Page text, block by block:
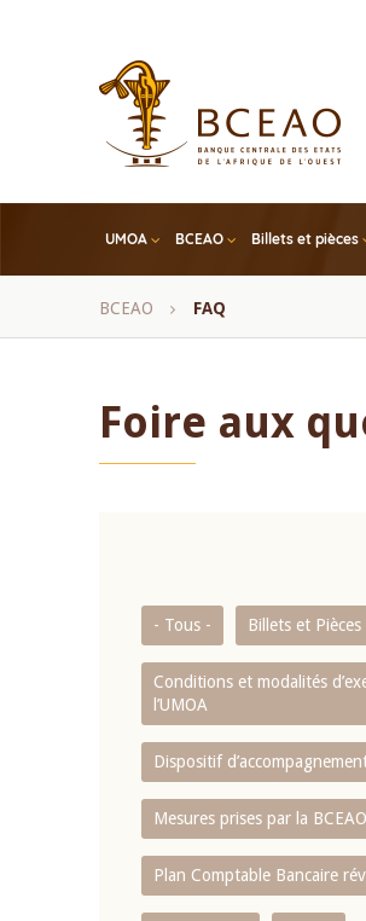
UMOA BCEAO Billets et pièces
Fil
BCEAO FAQ
Foire aux
- Tous - Billets et Pièces
Conditions et modalités
l’UMOA
Dispositif
Mesures prises par la
Plan Comptable Bancaire